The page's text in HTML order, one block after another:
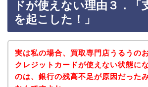
ドが使えない理由３．「
を起こした！」
実は私の場合、買取専門店うるうの
クレジットカードが使えない状態に
のは、銀行の残高不足が原因だった